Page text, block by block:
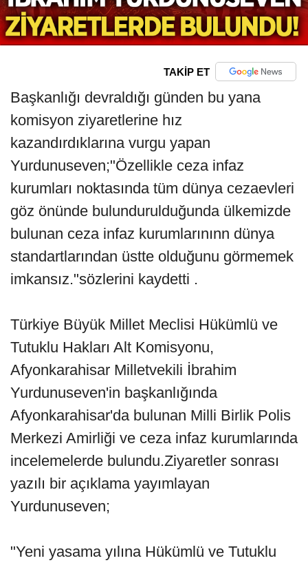
TAKİP ET
Başkanlığı devraldığı günden bu yana
komisyon ziyaretlerine hız
kazandırdıklarına vurgu yapan
Yurdunuseven;"Özellikle ceza infaz
kurumları noktasında tüm dünya cezaevleri
göz önünde bulundurulduğunda ülkemizde
bulunan ceza infaz kurumlarınınn dünya
standartlarından üstte olduğunu görmemek
imkansız."sözlerini kaydetti .
Türkiye Büyük Millet Meclisi Hükümlü ve
Tutuklu Hakları Alt Komisyonu,
Afyonkarahisar Milletvekili İbrahim
Yurdunuseven'in başkanlığında
Afyonkarahisar'da bulunan Milli Birlik Polis
Merkezi Amirliği ve ceza infaz kurumlarında
incelemelerde bulundu.Ziyaretler sonrası
yazılı bir açıklama yayımlayan
Yurdunuseven;
"Yeni yasama yılına Hükümlü ve Tutuklu